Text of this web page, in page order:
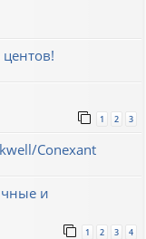
центов!
1 2 3
Conexant
и
1 2 3 4